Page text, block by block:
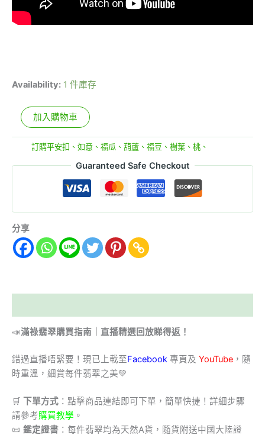
Availability: 1 件庫存
加入購物車
訂購平安扣、如意、福瓜、葫蘆、福豆、樹葉、桃、
Guaranteed Safe Checkout
分享
📣滿祿翡翠購買指南｜直播精選回放睇得返！
錯過直播唔緊要！現已上載至Facebook 專頁及 YouTube ，隨
時重溫，細賞每件翡翠之美💚
🛒 下單方式 ：點擊商品連結即可下單，簡單快捷！詳細步驟
請參考購買教學 。
📜 鑑定證書 ：每件翡翠均為天然A貨，隨貨附送中國大陸證